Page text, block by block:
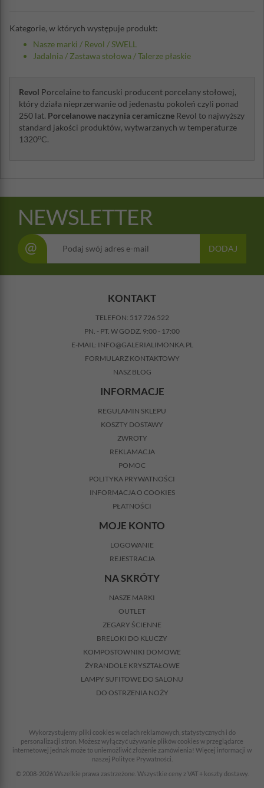
Kategorie, w których występuje produkt:
Nasze marki / Revol /SWELL
Jadalnia / Zastawa stołowa /Talerze płaskie
Revol Porcelaine to fancuski producent porcelany stołowej,
który działa nieprzerwanie od jedenastu pokoleń czyli ponad
250 lat. Porcelanowe naczynia ceramiczne Revol to najwyższy
standard jakości produktów, wytwarzanych w temperaturze
1320oC.
NEWSLETTER
@ DODAJ
KONTAKT
TELEFON: 517 726 522
PN. - PT. W GODZ. 9:00 - 17:00
E-MAIL: INFO@GALERIALIMONKA.PL
FORMULARZ KONTAKTOWY
NASZ BLOG
INFORMACJE
REGULAMIN SKLEPU
KOSZTY DOSTAWY
ZWROTY
REKLAMACJA
POMOC
POLITYKA PRYWATNOŚCI
INFORMACJA O COOKIES
PŁATNOŚCI
MOJE KONTO
LOGOWANIE
REJESTRACJA
NA SKRÓTY
NASZE MARKI
OUTLET
ZEGARY ŚCIENNE
BRELOKI DO KLUCZY
KOMPOSTOWNIKI DOMOWE
ŻYRANDOLE KRYSZTAŁOWE
LAMPY SUFITOWE DO SALONU
DO OSTRZENIA NOŻY
Wykorzystujemy pliki cookies w celach reklamowych, statystycznych i do
personalizacji stron. Możesz wyłączyć używanie plików cookies w przeglądarce
internetowej jednak może to uniemożliwić złożenie zamówienia! Więcej informacji w
naszej Polityce Prywatności.
© 2008-2026 Wszelkie prawa zastrzeżone. Wszystkie ceny z VAT + koszty dostawy.